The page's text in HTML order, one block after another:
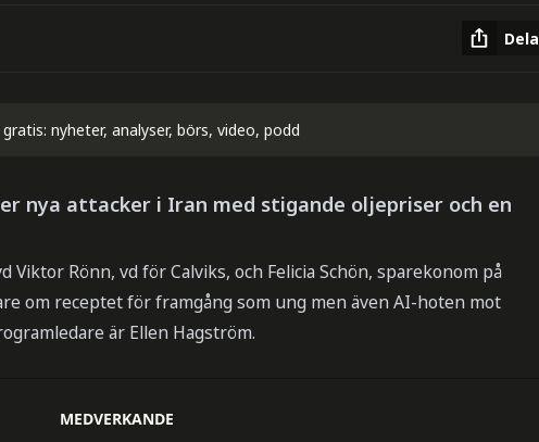
Dela
gratis: nyheter, analyser, börs, video, podd
nya attacker i Iran med stigande oljepriser och en
Viktor Rönn, vd för Calviks, och Felicia Schön, sparekonom på
om receptet för framgång som ung men även AI-hoten mot
är Ellen Hagström.
MEDVERKANDE